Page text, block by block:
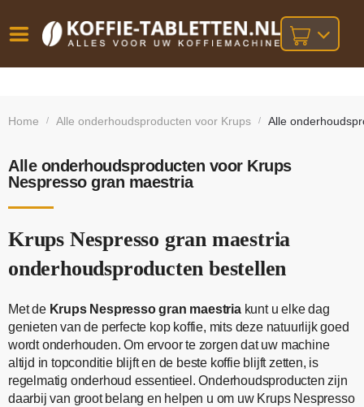
besteld,
bij orders
Home / Alle onderhoudsproducten voor Krups / Alle
Alle onderhoudsproducten voor Krups
Nespresso gran maestria
Krups Nespresso gran maestria
onderhoudsproducten bestellen
Met de Krups Nespresso gran maestriakunt u elke dag
genieten van de perfecte kop koffie, mits deze natuurlijk goed
wordt onderhouden. Om ervoor te zorgen dat uw machine
altijd in topconditie blijft en de beste koffie blijft zetten, is
regelmatig onderhoud essentieel. Onderhoudsproducten zijn
daarbij van groot belang en helpen u om uw Krups Nespresso